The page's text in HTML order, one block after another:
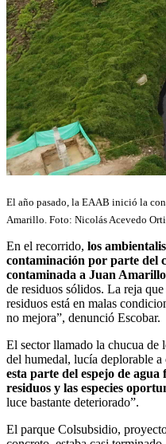
El año pasado, la EAAB inició la
Amarillo. Foto: Nicolás Acevedo
En el recorrido, los
contaminación por parte del
contaminada a Juan
de residuos sólidos. La reja
residuos está en malas
no mejora”, denunció Escobar.
El sector llamado la chucua de
del humedal, lucía deplorable a
esta parte del espejo de
residuos y las especies
luce bastante deteriorado”.
El parque Colsubsidio,